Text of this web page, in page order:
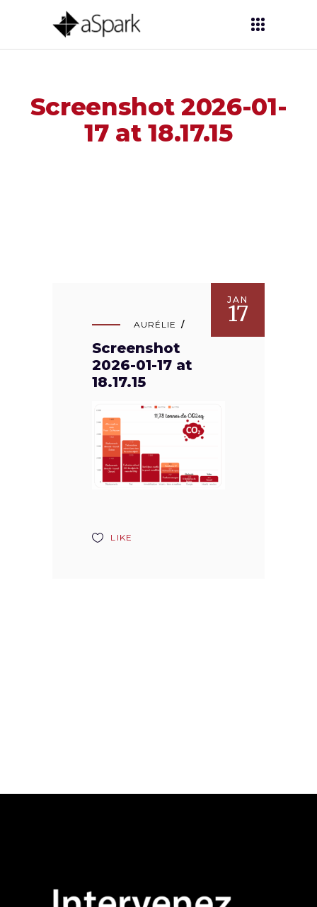
Screenshot 2026-01-
17 at 18.17.15
JAN
17
AURÉLIE
Screenshot
2026-01-17 at
18.17.15
LIKE